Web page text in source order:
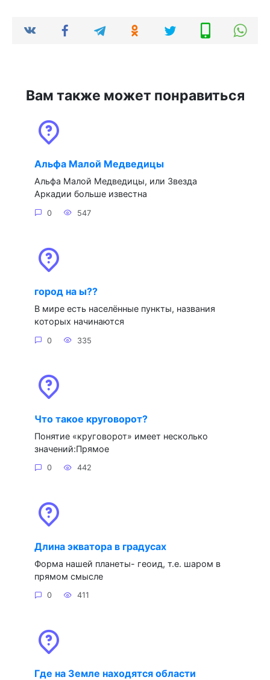
Вам также может понравиться
Альфа Малой Медведицы
Альфа Малой Медведицы, или Звезда
Аркадии больше известна
0 547
город на ы??
В мире есть населённые пункты, названия
которых начинаются
0 335
Что такое круговорот?
Понятие «круговорот» имеет несколько
значений:Прямое
0 442
Длина экватора в градусах
Форма нашей планеты- геоид, т.е. шаром в
прямом смысле
0 411
Где на Земле находятся области